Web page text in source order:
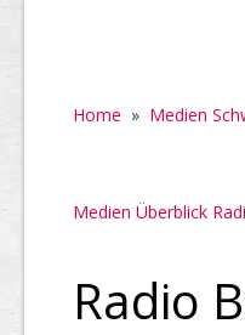
Home » Medien
Medien Überblick
Radio